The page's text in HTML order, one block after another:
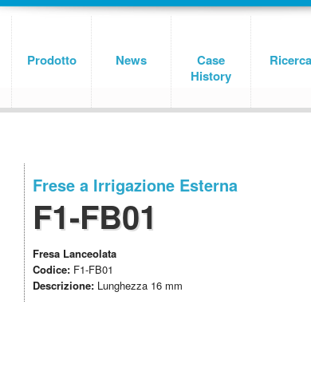
Prodotto News
Case
History
Ricerca
Frese a Irrigazione Esterna
F1-FB01
Fresa Lanceolata
Codice: F1-FB01
Descrizione: Lunghezza 16 mm